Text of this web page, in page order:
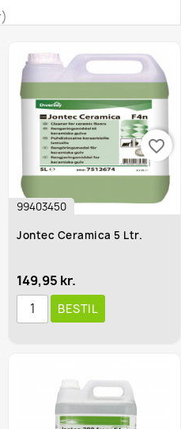
99403450
Jontec Ceramica 5 Ltr.
149,95 kr.
BESTIL
favorite_border